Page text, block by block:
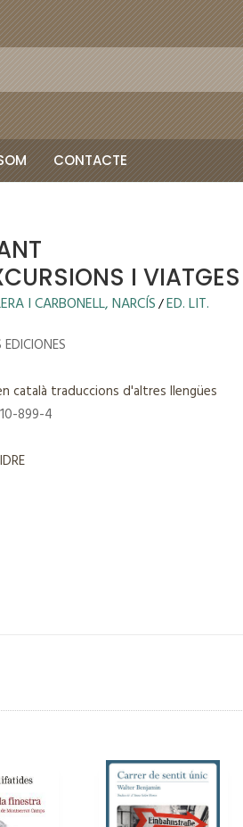
CONTACTE
I VIATGES
I CARBONELL, NARCÍS/ED. LIT.
català traduccions d'altres llengües
899-4